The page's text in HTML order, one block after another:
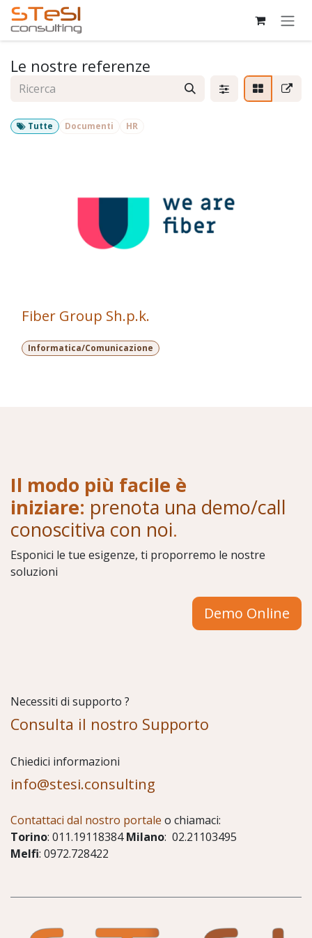
Passa al contenuto
Le nostre referenze
Tutte Documenti HR
Fiber Group Sh.p.k.
Informatica/Comunicazione
Il modo più facile è
iniziare: prenota una demo/call
conoscitiva con noi.
Esponici le tue esigenze, ti proporremo le nostre
soluzioni
Demo Online
Necessiti di supporto ?
Consulta il nostro Supporto
Chiedici informazioni
info@stesi.consulting
Contattaci dal nostro portale o chiamaci:
Torino: 011.19118384Milano: 02.21103495
Melfi: 0972.728422